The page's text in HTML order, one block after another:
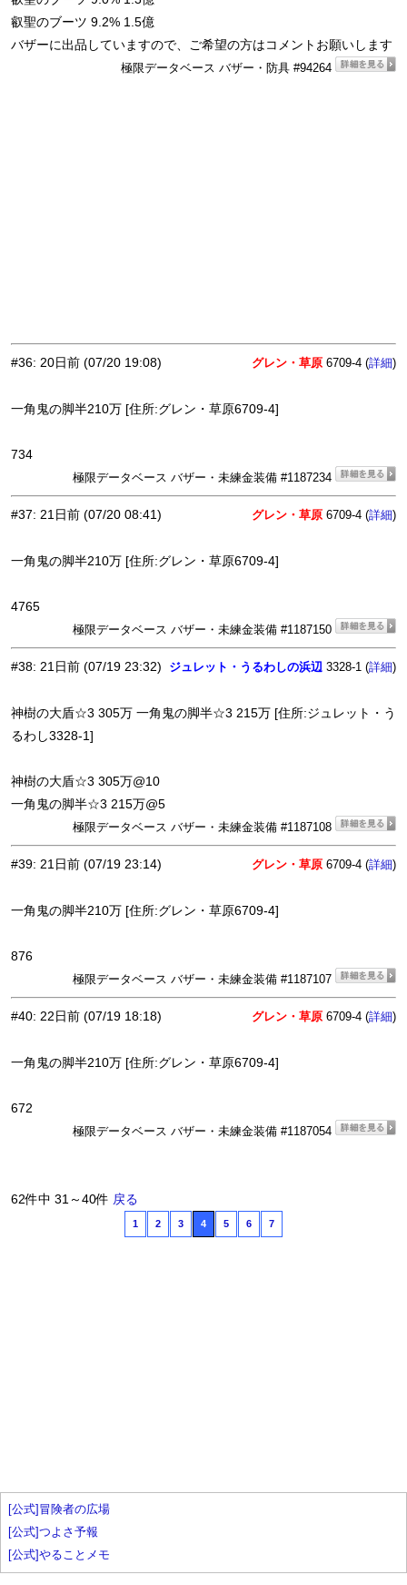
叡聖のブーツ 9.2% 1.5億
バザーに出品していますので、ご希望の方はコメントお願いします
極限データベース バザー・防具 #94264
#36: 20日前 (07/20 19:08) グレン・草原 6709-4 (詳細)
一角鬼の脚半210万 [住所:グレン・草原6709-4]
734
極限データベース バザー・未練金装備 #1187234
#37: 21日前 (07/20 08:41) グレン・草原 6709-4 (詳細)
一角鬼の脚半210万 [住所:グレン・草原6709-4]
4765
極限データベース バザー・未練金装備 #1187150
#38: 21日前 (07/19 23:32) ジュレット・うるわしの浜辺 3328-1 (詳細)
神樹の大盾☆3 305万 一角鬼の脚半☆3 215万 [住所:ジュレット・う
るわし3328-1]
神樹の大盾☆3 305万@10
一角鬼の脚半☆3 215万@5
極限データベース バザー・未練金装備 #1187108
#39: 21日前 (07/19 23:14) グレン・草原 6709-4 (詳細)
一角鬼の脚半210万 [住所:グレン・草原6709-4]
876
極限データベース バザー・未練金装備 #1187107
#40: 22日前 (07/19 18:18) グレン・草原 6709-4 (詳細)
一角鬼の脚半210万 [住所:グレン・草原6709-4]
672
極限データベース バザー・未練金装備 #1187054
62件中 31～40件 戻る
1 2 3 4 5 6 7
[公式]冒険者の広場
[公式]つよさ予報
[公式]やることメモ